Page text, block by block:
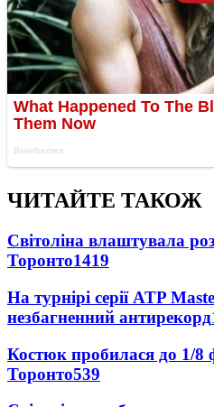
ЧИТАЙТЕ ТАКОЖ
Світоліна влаштувала
Торонто1419
На турнірі серії ATP
незбагненний антирекорд
Костюк пробилася до 1/8
Торонто539